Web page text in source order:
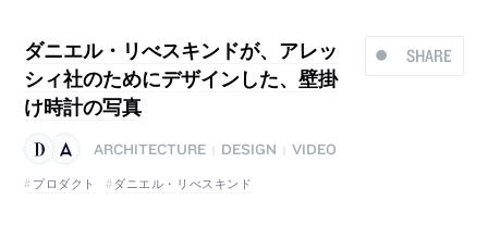
SHARE
ダニエル・リべスキンドが、アレッ
シィ社のためにデザインした、壁掛
け時計の写真
ARCHITECTURE DESIGN
VIDEO
プロダクト
ダニエル・リべスキンド